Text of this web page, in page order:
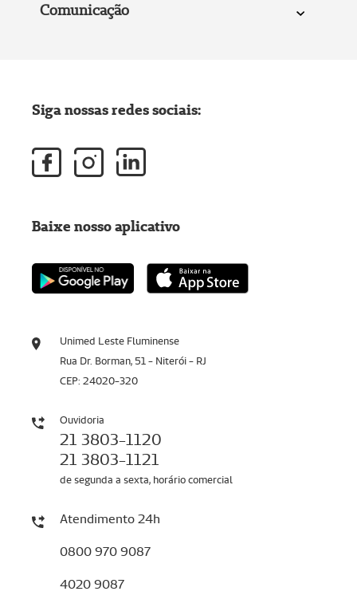
Comunicação
Unimed Leste Fluminense
Rua Dr. Borman, 51 - Niterói - RJ
CEP: 24020-320
Ouvidoria
21 3803-1120
21 3803-1121
de segunda a sexta, horário comercial
Atendimento 24h
0800 970 9087
4020 9087
Siga nossas redes sociais:
Baixe nosso aplicativo